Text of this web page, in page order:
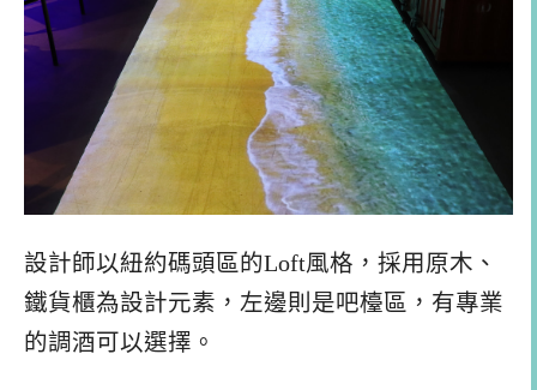
設計師以紐約碼頭區的Loft風格，採用原木、
鐵貨櫃為設計元素，左邊則是吧檯區，有專業
的調酒可以選擇。